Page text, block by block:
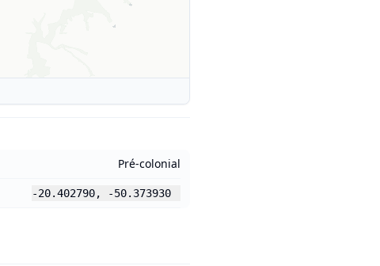
Pré-colonial
-20.402790, -50.373930